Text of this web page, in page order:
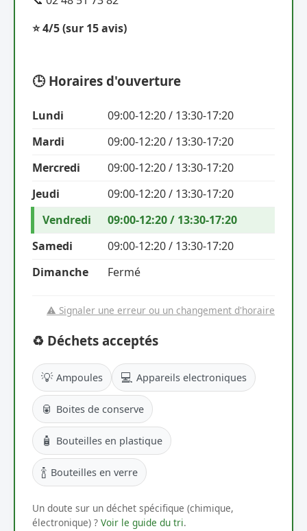
⭐ 4/5(sur 15 avis)
🕒 Horaires d'ouverture
Lundi
09:00-12:20 / 13:30-17:20
Mardi
09:00-12:20 / 13:30-17:20
Mercredi
09:00-12:20 / 13:30-17:20
Jeudi
09:00-12:20 / 13:30-17:20
Vendredi
09:00-12:20 / 13:30-17:20
Samedi
09:00-12:20 / 13:30-17:20
Dimanche
Fermé
⚠️ Signaler une erreur ou un changement d'horaire
♻️ Déchets acceptés
💡 Ampoules 💻 Appareils electroniques
🥫 Boites de conserve
🧴 Bouteilles en plastique
🍾 Bouteilles en verre
Un doute sur un déchet spécifique (chimique,
électronique) ? Voir le guide du tri.